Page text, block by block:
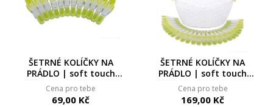
ŠETRNÉ KOLÍČKY NA
PRÁDLO | soft touch
silikon | 12 ks | jemné
uchycení
Cena pro tebe
69,00 Kč
ŠETRNÉ KOLÍČKY NA
PRÁDLO | soft touch
silikon & košík | 24 ks |
jemné uchycení
Cena pro tebe
169,00 Kč